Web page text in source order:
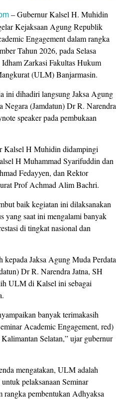
– Gubernur Kalsel H. Muhidin
Kejaksaan Agung Republik
Engagement dalam rangka
Tahun 2026, pada Selasa
Zarkasi Fakultas Hukum
(ULM) Banjarmasin.
ini dihadiri langsung Jaksa Agung
Negara (Jamdatun) Dr R. Narendra
speaker pada pembukaan
Kalsel H Muhidin didampingi
H Muhammad Syarifuddin dan
Fedayyen, dan Rektor
Prof Achmad Alim Bachri.
baik kegiatan ini dilaksanakan
yang saat ini mengalami banyak
di tingkat nasional dan
Jaksa Agung Muda Perdata
Dr R. Narendra Jatna, SH
ULM di Kalsel ini sebagai
banyak terimakasih
Academic Engagement, red)
Selatan,” ujar gubernur
mengatakan, ULM adalah
pelaksanaan Seminar
rangka pembentukan Adhyaksa